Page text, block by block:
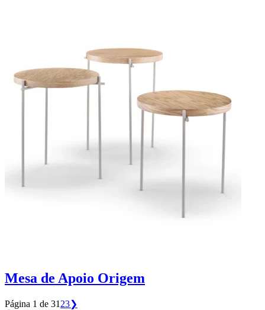
Mesa de Apoio Origem
Página 1 de 31 23❯